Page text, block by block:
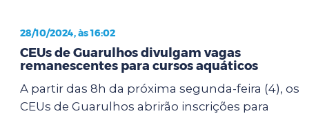
28/10/2024, às 16:02
CEUs de Guarulhos divulgam vagas
remanescentes para cursos aquáticos
A partir das 8h da próxima segunda-feira (4), os
CEUs de Guarulhos abrirão inscrições para